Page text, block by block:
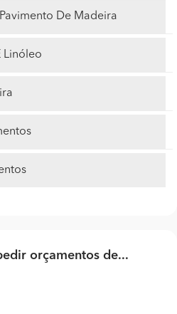
De Madeira
Linóleo
orçamentos de...